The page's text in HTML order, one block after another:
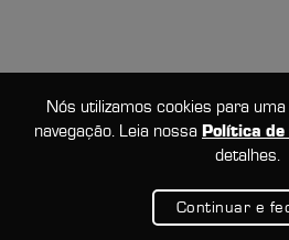
Nós utilizamos cookies para
navegação. Leia nossa Política
detalhes.
Continuar e